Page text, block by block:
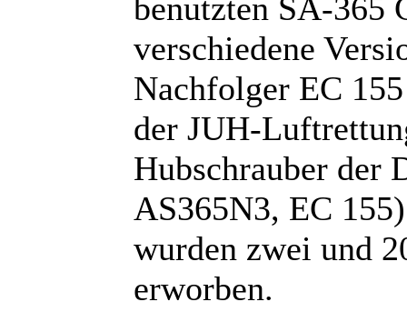
benutzten SA-365
verschiedene
Nachfolger EC
der JUH-
Hubschrauber der
AS365N3, EC
wurden zwei und
erworben.